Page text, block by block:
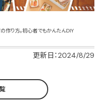
作り方。初心者でもかんたんDIY
更新日：2024/8/29